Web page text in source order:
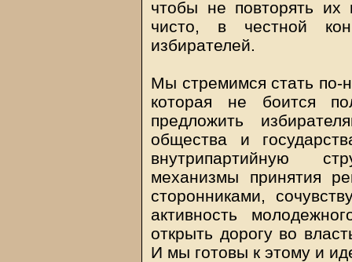
чтобы не повторять
чисто, в честной
избирателей.
Мы стремимся стать по-
которая не боится
предложить
общества и
внутрипартийную
механизмы принятия
сторонниками,
активность
открыть дорогу во
И мы готовы к этому и